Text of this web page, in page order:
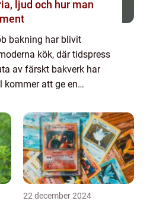
ljud och hur man
bakning har blivit
kök, där tidspress
av färskt bakverk har
kommer att ge en
de olika typerna av
22 december 2024